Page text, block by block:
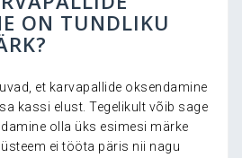
ON TUNDLIKU
et karvapallide oksendamine
kassi elust. Tegelikult võib sage
olla üks esimesi märke
ei tööta päris nii nagu